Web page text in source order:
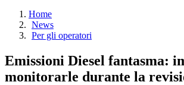
Home
News
Per gli operatori
Emissioni Diesel fantasma: impossibile
monitorarle durante la